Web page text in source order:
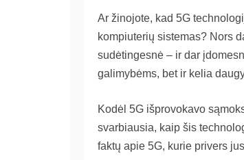
Ar žinojote, kad 5G
kompiuterių sistemas? Nors
sudėtingesnė – ir dar
galimybėms, bet ir kelia
Kodėl 5G išprovokavo
svarbiausia, kaip šis
faktų apie 5G, kurie privers